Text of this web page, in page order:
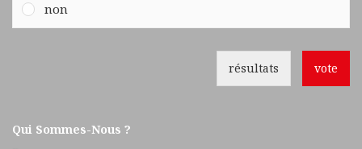
non
résultats vote
Qui Sommes-Nous ?